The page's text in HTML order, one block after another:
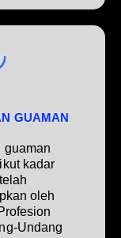
GUAMAN
guaman
kadar
oleh
Undang